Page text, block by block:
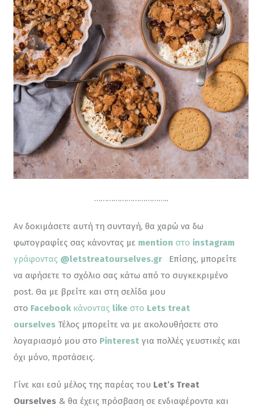
……………………………..
Αν δοκιμάσετε αυτή τη συνταγή, θα χαρώ να δω
φωτογραφίες σας κάνοντας με mention στο instagram
γράφοντας @letstreatourselves.gr
Επίσης, μπορείτε
να αφήσετε το σχόλιο σας κάτω από το συγκεκριμένο
post. Θα με βρείτε και στη σελίδα μου
στο Facebook κάνοντας like στο Lets treat
ourselves Τέλος μπορείτε να με ακολουθήσετε στο
λογαριασμό μου στο Pinterest για πολλές γευστικές και
όχι μόνο, προτάσεις.
Γίνε και εσύ μέλος της παρέας του Let’s Treat
Ourselves & θα έχεις πρόσβαση σε ενδιαφέροντα και